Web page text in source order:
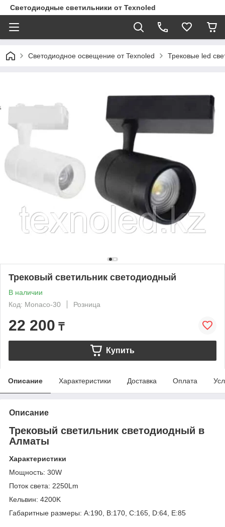
Светодиодные светильники от Texnoled
Светодиодное освещение от Texnoled Трековые led
Трековый светильник светодиодный
В наличии
Код: Monaco-30
Розница
22 200 ₸
Купить
Описание Характеристики Доставка Оплата
Описание
Трековый светильник светодиодный в
Алматы
Характеристики
Мощность: 30W
Поток света: 2250Lm
Кельвин: 4200K
Габаритные размеры: A:190, B:170, C:165, D:64, E:85